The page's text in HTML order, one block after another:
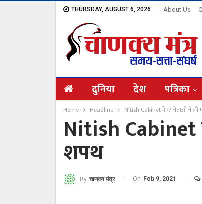
THURSDAY, AUGUST 6, 2026 About Us
दुनिया देश पत्रिका
Home Headline Nitish Cabinet में 17 नेताओं ने ली
Nitish Cabinet
शपथ
By चाणक्य मंत्र On Feb 9, 2021